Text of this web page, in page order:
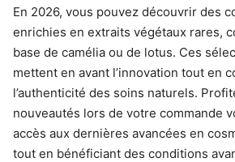
En 2026, vous pouvez découvrir des
enrichies en extraits végétaux rares,
base de camélia ou de lotus. Ces
mettent en avant l’innovation tout en
l’authenticité des soins naturels.
nouveautés lors de votre commande
accès aux dernières avancées en
tout en bénéficiant des conditions